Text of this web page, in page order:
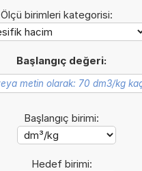
Ölçü birimleri kategorisi:
Başlangıç değeri:
Başlangıç birimi:
Hedef birimi: